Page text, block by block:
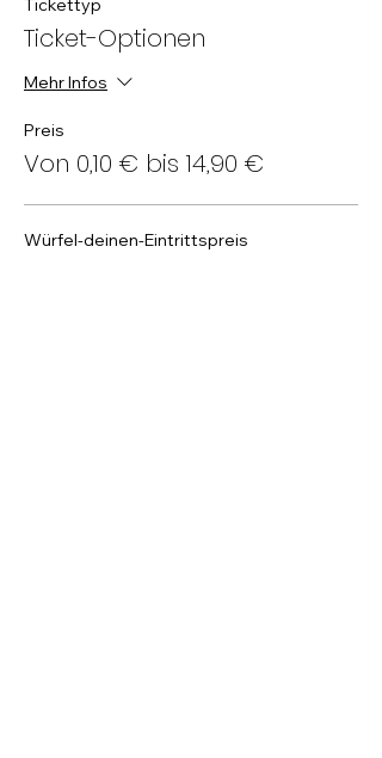
Tickettyp
Ticket-Optionen
Mehr Infos
Preis
Von 0,10 € bis 14,90 €
Würfel-deinen-Eintrittspreis